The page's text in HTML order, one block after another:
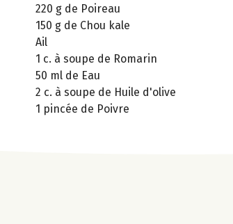
220 g de Poireau
150 g de Chou kale
Ail
1 c. à soupe de Romarin
50 ml de Eau
2 c. à soupe de Huile d'olive
1 pincée de Poivre